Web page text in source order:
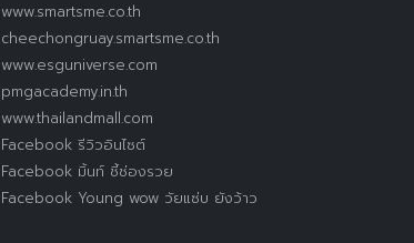
www.smartsme.co.th
cheechongruay.smartsme.co.th
www.esguniverse.com
pmgacademy.in.th
www.thailandmall.com
Facebook รีวิวอินไซต์
Facebook มิ้นท์ ชี้ช่องรวย
Facebook Young wow วัยแซ่บ ยังว้าว